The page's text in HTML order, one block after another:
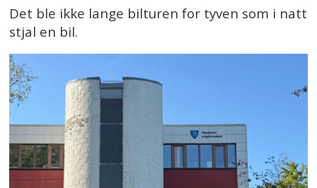
Det ble ikke lange bilturen for tyven som i natt
stjal en bil.